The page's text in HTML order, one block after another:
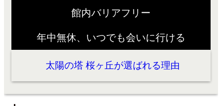
館内バリアフリー
年中無休、いつでも会いに行ける
太陽の塔 桜ヶ丘が選ばれる理由